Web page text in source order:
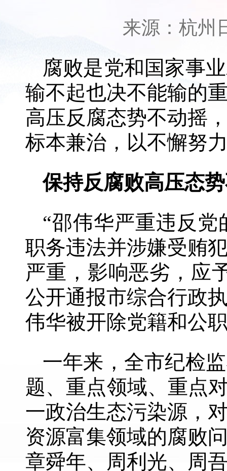
来源： 杭州
腐败是党和国家事
输不起也决不能输的
高压反腐态势不动摇
标本兼治，以不懈努
保持反腐败高压态
“邵伟华严重违反
职务违法并涉嫌受贿
严重，影响恶劣，应
公开通报市综合行政
伟华被开除党籍和公
一年来，全市纪检
题、重点领域、重点
一政治生态污染源，
资源富集领域的腐败
章舜年、周利光、周